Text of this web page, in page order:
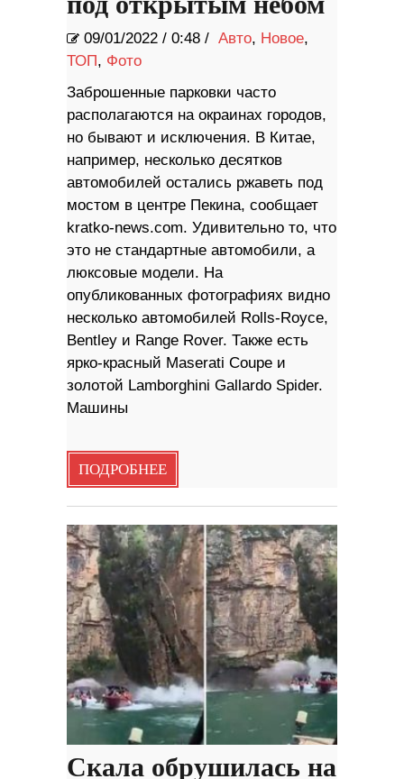
09/01/2022 / 0:48 / Авто, Новое,
ТОП, Фото
Заброшенные парковки часто
располагаются на окраинах городов,
но бывают и исключения. В Китае,
например, несколько десятков
автомобилей остались ржаветь под
мостом в центре Пекина, сообщает
kratko-news.com. Удивительно то, что
это не стандартные автомобили, а
люксовые модели. На
опубликованных фотографиях видно
несколько автомобилей Rolls-Royce,
Bentley и Range Rover. Также есть
ярко-красный Maserati Coupe и
золотой Lamborghini Gallardo Spider.
Машины
ПОДРОБНЕЕ
Скала обрушилась на